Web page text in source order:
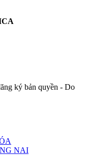
ký bản quyền - Do
NAI